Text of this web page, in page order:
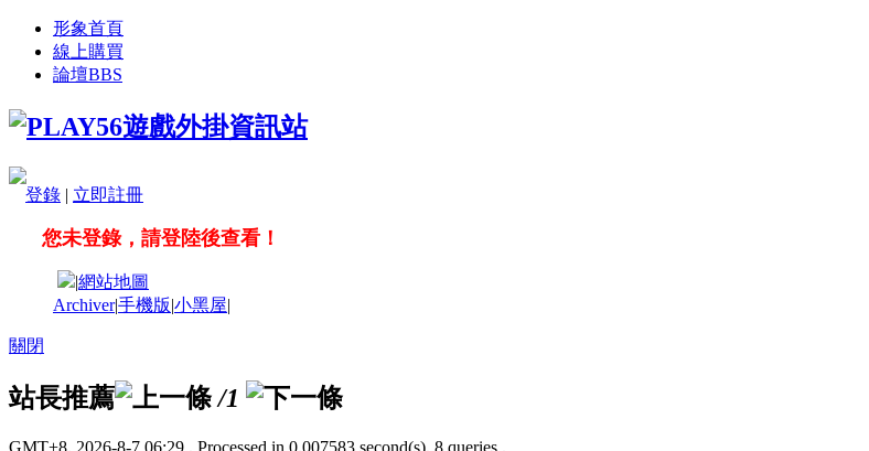
形象首頁
線上購買
論壇BBS
登錄 | 立即註冊
您未登錄，請登陸後查看！
|網站地圖
Archiver|手機版|小黑屋|
關閉
站長推薦 /1
GMT+8, 2026-8-7 06:29 , Processed in 0.007583 second(s), 8 queries .